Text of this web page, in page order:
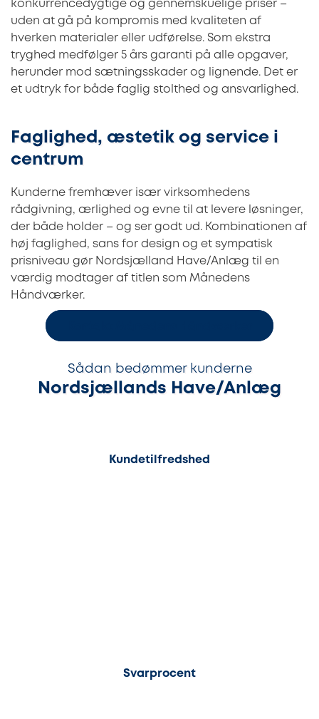
konkurrencedygtige og gennemskuelige priser –
uden at gå på kompromis med kvaliteten af
hverken materialer eller udførelse. Som ekstra
tryghed medfølger 5 års garanti på alle opgaver,
herunder mod sætningsskader og lignende. Det er
et udtryk for både faglig stolthed og ansvarlighed.
Faglighed, æstetik og service i
centrum
Kunderne fremhæver især virksomhedens
rådgivning, ærlighed og evne til at levere løsninger,
der både holder – og ser godt ud. Kombinationen af
høj faglighed, sans for design og et sympatisk
prisniveau gør Nordsjælland Have/Anlæg til en
værdig modtager af titlen som Månedens
Håndværker.
Sådan bedømmer kunderne
Nordsjællands Have/Anlæg
Kundetilfredshed
Svarprocent